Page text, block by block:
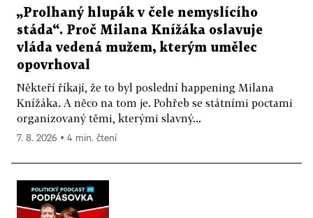
„Prolhaný hlupák v čele nemyslícího
stáda“. Proč Milana Knížáka oslavuje
vláda vedená mužem, kterým umělec
opovrhoval
Někteří říkají, že to byl poslední happening Milana
Knížáka. A něco na tom je. Pohřeb se státními poctami
organizovaný těmi, kterými slavný...
7. 8. 2026 ▪ 4 min. čtení